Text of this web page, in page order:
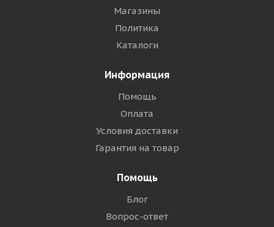
Магазины
Политика
Каталоги
Информация
Помощь
Оплата
Условия доставки
Гарантия на товар
Помощь
Блог
Вопрос-ответ